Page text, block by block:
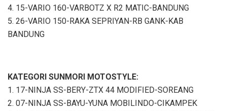
4. 15-VARIO 160-VARBOTZ X R2 MATIC-BANDUNG
5. 26-VARIO 150-RAKA SEPRIYAN-RB GANK-KAB
BANDUNG
KATEGORI SUNMORI MOTOSTYLE:
1. 17-NINJA SS-BERY-ZTX 44 MODIFIED-SOREANG
2. 07-NINJA SS-BAYU-YUNA MOBILINDO-CIKAMPEK